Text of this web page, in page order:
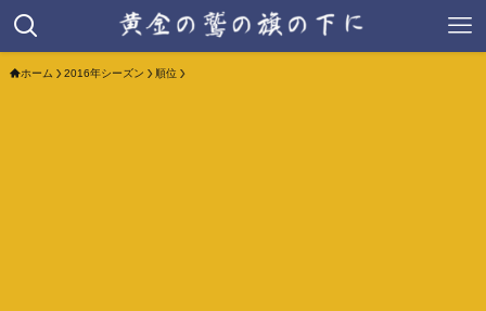
ホーム 2016年シーズン 順位